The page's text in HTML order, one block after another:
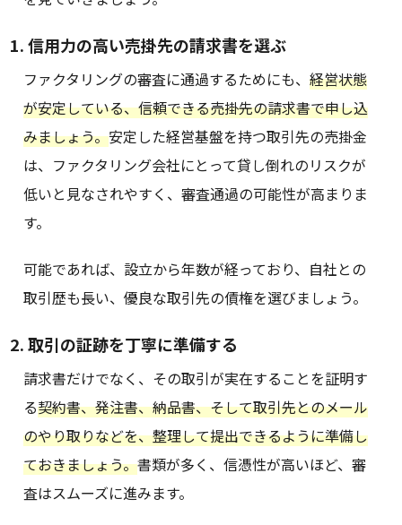
1. 信用力の高い売掛先の請求書を選ぶ
ファクタリングの審査に通過するためにも、経営状態
が安定している、信頼できる売掛先の請求書で申し込
みましょう。安定した経営基盤を持つ取引先の売掛金
は、ファクタリング会社にとって貸し倒れのリスクが
低いと見なされやすく、審査通過の可能性が高まりま
す。
可能であれば、設立から年数が経っており、自社との
取引歴も長い、優良な取引先の債権を選びましょう。
2. 取引の証跡を丁寧に準備する
請求書だけでなく、その取引が実在することを証明す
る契約書、発注書、納品書、そして取引先とのメール
のやり取りなどを、整理して提出できるように準備し
ておきましょう。書類が多く、信憑性が高いほど、審
査はスムーズに進みます。